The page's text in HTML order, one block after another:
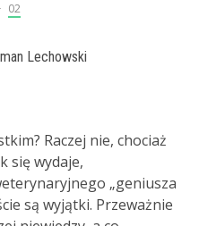
02
Lechowski
Raczej nie, chociaż
się wydaje,
„geniusza
są wyjątki. Przeważnie